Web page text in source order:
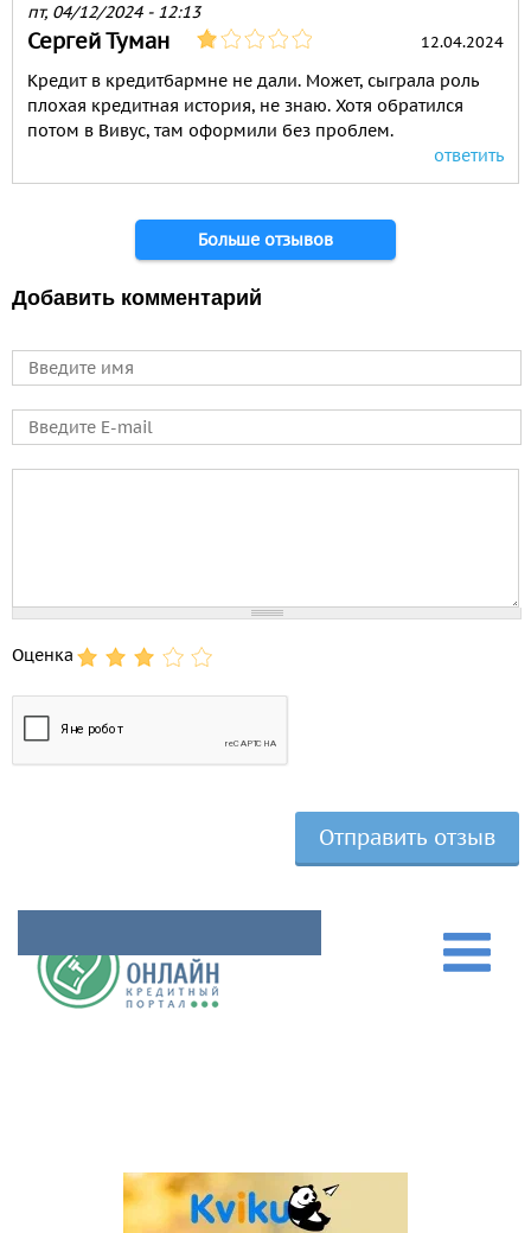
пт, 04/12/2024 - 12:13
Сергей Туман 12.04.2024
Кредит в кредитбармне не дали. Может, сыграла роль
плохая кредитная история, не знаю. Хотя обратился
потом в Вивус, там оформили без проблем.
ответить
Больше отзывов
Добавить комментарий
Имя
E-mail
Оценка